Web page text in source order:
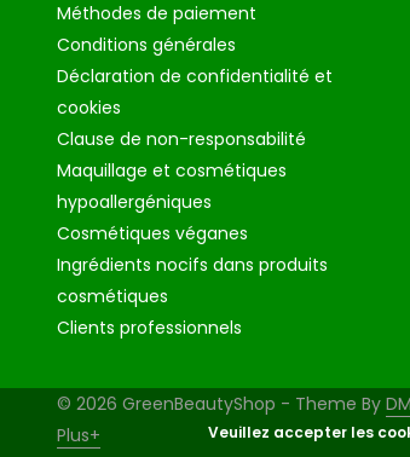
Méthodes de paiement
Conditions générales
Déclaration de confidentialité et
cookies
Clause de non-responsabilité
Maquillage et cosmétiques
hypoallergéniques
Cosmétiques véganes
Ingrédients nocifs dans produits
cosmétiques
Clients professionnels
© 2026 GreenBeautyShop - Theme By
Plus+
Veuillez accepter les